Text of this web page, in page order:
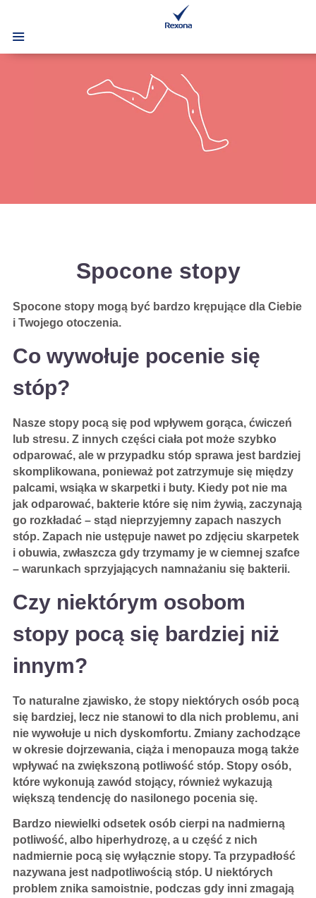
Spocone stopy
Spocone stopy mogą być bardzo krępujące dla Ciebie
i Twojego otoczenia.
Co wywołuje pocenie się
stóp?
Nasze stopy pocą się pod wpływem gorąca, ćwiczeń
lub stresu. Z innych części ciała pot może szybko
odparować, ale w przypadku stóp sprawa jest bardziej
skomplikowana, ponieważ pot zatrzymuje się między
palcami, wsiąka w skarpetki i buty. Kiedy pot nie ma
jak odparować, bakterie które się nim żywią, zaczynają
go rozkładać – stąd nieprzyjemny zapach naszych
stóp. Zapach nie ustępuje nawet po zdjęciu skarpetek
i obuwia, zwłaszcza gdy trzymamy je w ciemnej szafce
– warunkach sprzyjających namnażaniu się bakterii.
Czy niektórym osobom
stopy pocą się bardziej niż
innym?
To naturalne zjawisko, że stopy niektórych osób pocą
się bardziej, lecz nie stanowi to dla nich problemu, ani
nie wywołuje u nich dyskomfortu. Zmiany zachodzące
w okresie dojrzewania, ciąża i menopauza mogą także
wpływać na zwiększoną potliwość stóp. Stopy osób,
które wykonują zawód stojący, również wykazują
większą tendencję do nasilonego pocenia się.
Bardzo niewielki odsetek osób cierpi na nadmierną
potliwość, albo hiperhydrozę, a u część z nich
nadmiernie pocą się wyłącznie stopy. Ta przypadłość
nazywana jest nadpotliwością stóp. U niektórych
problem znika samoistnie, podczas gdy inni zmagają